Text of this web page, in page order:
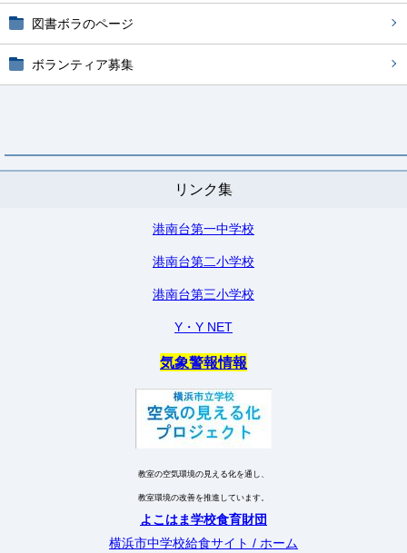
図書ボラのページ
ボランティア募集
リンク集
港南台第一中学校
港南台第二小学校
港南台第三小学校
Y・Y NET
気象警報情報
教室の空気環境の見える化を通し、
教室環境の改善を推進しています。
よこはま学校食育財団
横浜市中学校給食サイト / ホーム